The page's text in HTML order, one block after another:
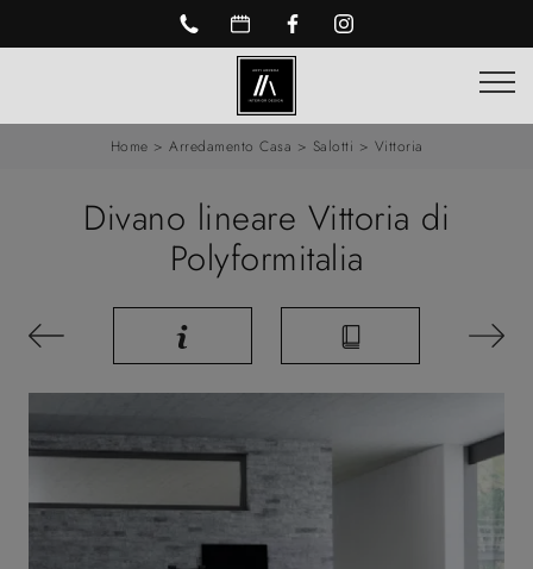
Home > Arredamento Casa > Salotti > Vittoria
Divano lineare Vittoria di
Polyformitalia